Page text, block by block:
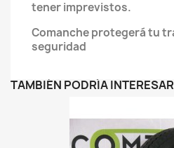
tener imprevistos.
Comanche protegerá tu
seguridad
TAMBIÉN PODRÍA